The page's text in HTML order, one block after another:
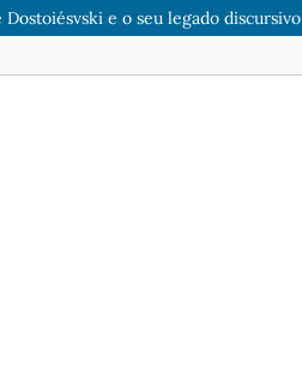
e o seu legado discursivo